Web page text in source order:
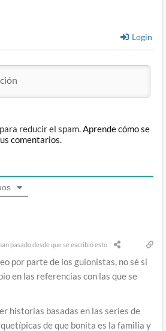
Login
reducir el spam.Aprende cómo se
comentarios.
pasado desde que se escribió esto
por parte de los guionistas, no sé si
en las referencias con las que se
historias basadas en las series de
de que bonita es la familia y